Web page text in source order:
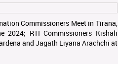
Commissioners Meet in Tirana,
2024; RTI Commissioners Kishali
and Jagath Liyana Arachchi at